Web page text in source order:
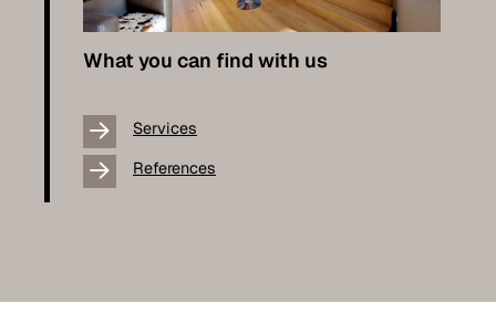
What you can find with us
Services
References